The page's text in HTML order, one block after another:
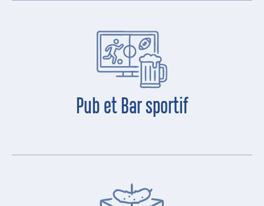
Pub et Bar sportif